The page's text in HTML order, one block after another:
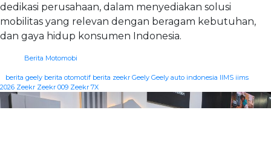
dedikasi perusahaan, dalam menyediakan solusi
mobilitas yang relevan dengan beragam kebutuhan,
dan gaya hidup konsumen Indonesia.
Berita Motomobi
berita geely berita otomotif berita zeekr Geely Geely auto indonesia IIMS iims
2026 Zeekr Zeekr 009 Zeekr 7X